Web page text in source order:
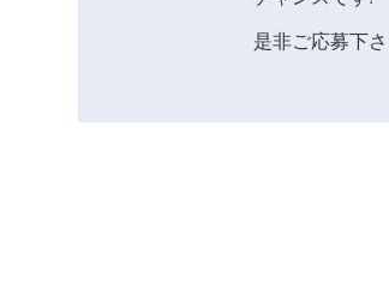
是非ご応募下さ